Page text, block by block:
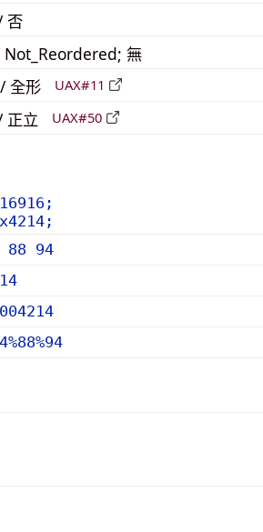
否
無
全形 UAX#11
正立 UAX#50
88 94